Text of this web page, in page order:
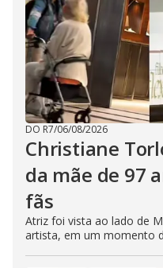
DO R7/06/08/2026
Christiane
da mãe de 97
fãs
Atriz foi vista ao lado de
artista, em um momento